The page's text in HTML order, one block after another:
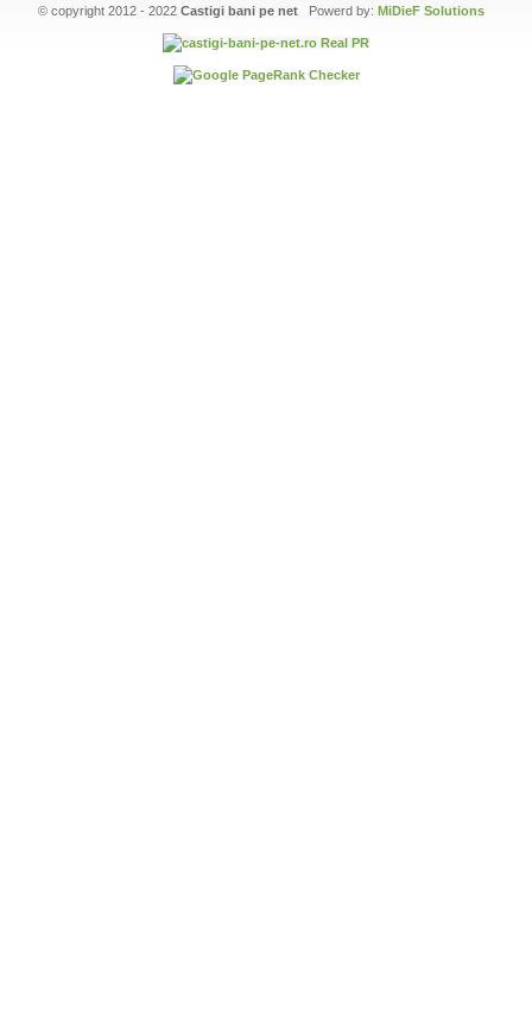
© copyright 2012 - 2022 Castigi bani pe netPowerd by: MiDieF Solutions